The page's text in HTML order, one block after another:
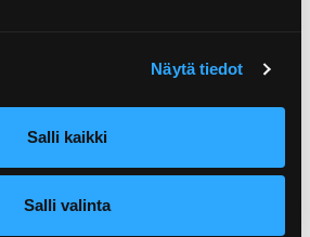
Näytä tiedot
Salli kaikki
Salli valinta